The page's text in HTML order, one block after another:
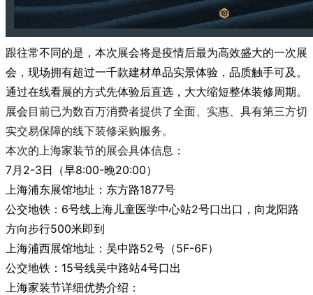
跟往常不同的是，本次展会将是疫情后最为高效盛大的一次展
会，现场拥有超过一千款建材单品实景体验，品质触手可及。
通过在线看展的方式先体验后直选，大大缩短整体装修周期。
展会目前已为数百万消费者提供了全面、实惠、具有第三方切
实交易保障的线下装修采购服务。
本次的上海家装节的展会具体信息：
7月2-3日（早8:00-晚20:00）
上海浦东展馆地址：东方路1877号
公交地铁：6号线上海儿童医学中心站2号口出口，向龙阳路
方向步行500米即到
上海浦西展馆地址：吴中路52号（5F-6F）
公交地铁：15号线吴中路站4号口出
上海家装节详细优势介绍：